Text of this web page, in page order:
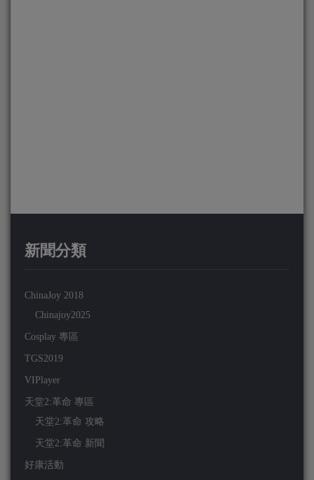
新聞分類
ChinaJoy 2018
Chinajoy2025
Cosplay 專區
TGS2019
VIPlayer
天堂2:革命 專區
天堂2:革命 攻略
天堂2:革命 新聞
好康活動